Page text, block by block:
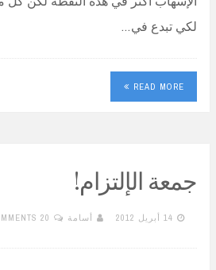
لكي تبدع في…
READ MORE
جمعة الإلتزام!
14 أبريل 2012 أسامة 20 COMMENTS